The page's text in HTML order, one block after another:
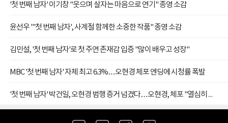
'첫 번째 남자' 이기창 "웃으며 살자는 마음으로 연기" 종영 소감
윤선우 "'첫 번째 남자', 사계절 함께한 소중한 작품" 종영 소감
김민설, '첫 번째 남자'로 첫 주연 존재감 입증 "많이 배우고 성장"
MBC '첫 번째 남자' 자체 최고 6.3%…오현경 체포 엔딩에 시청률 폭발
'첫 번째 남자' 박건일, 오현경 범행 증거 넘겼다…오현경, 체포 "열심히 산 죄"